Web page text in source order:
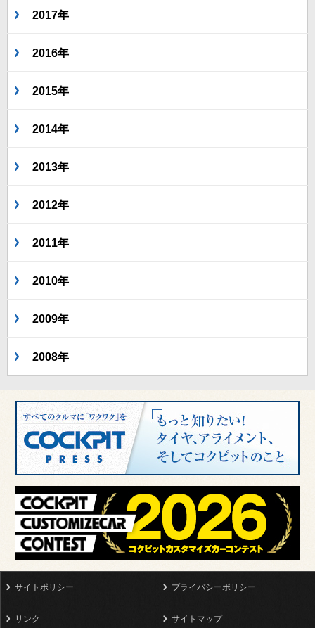
2017年
2016年
2015年
2014年
2013年
2012年
2011年
2010年
2009年
2008年
サイトポリシー プライバシーポリシー
リンク サイトマップ